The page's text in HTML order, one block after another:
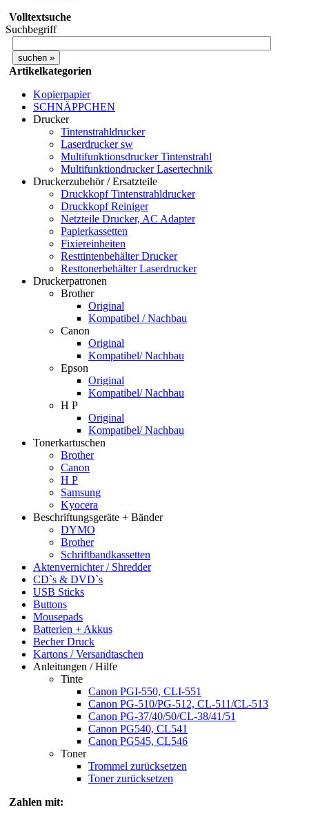
Volltextsuche
Suchbegriff
Artikelkategorien
Kopierpapier
SCHNÄPPCHEN
Drucker
Tintenstrahldrucker
Laserdrucker sw
Multifunktionsdrucker Tintenstrahl
Multifunktiondrucker Lasertechnik
Druckerzubehör / Ersatzteile
Druckkopf Tintenstrahldrucker
Druckkopf Reiniger
Netzteile Drucker, AC Adapter
Papierkassetten
Fixiereinheiten
Resttintenbehälter Drucker
Resttonerbehälter Laserdrucker
Druckerpatronen
Brother
Original
Kompatibel / Nachbau
Canon
Original
Kompatibel/ Nachbau
Epson
Original
Kompatibel/ Nachbau
H P
Original
Kompatibel/ Nachbau
Tonerkartuschen
Brother
Canon
H P
Samsung
Kyocera
Beschriftungsgeräte + Bänder
DYMO
Brother
Schriftbandkassetten
Aktenvernichter / Shredder
CD`s & DVD`s
USB Sticks
Buttons
Mousepads
Batterien + Akkus
Becher Druck
Kartons / Versandtaschen
Anleitungen / Hilfe
Tinte
Canon PGI-550, CLI-551
Canon PG-510/PG-512, CL-511/CL-513
Canon PG-37/40/50/CL-38/41/51
Canon PG540, CL541
Canon PG545, CL546
Toner
Trommel zurücksetzen
Toner zurücksetzen
Zahlen mit: